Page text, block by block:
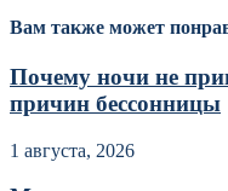
Вам также может
Почему ночи не
причин бессонницы
1 августа, 2026